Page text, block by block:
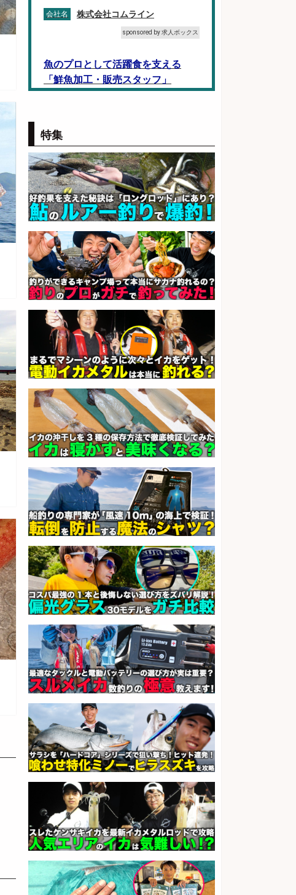
会社名 株式会社コムライン
sponsored by 求人ボックス
魚のプロとして活躍食を支える
「鮮魚加工・販売スタッフ」
レジカウンター/お釣りの計算不要
の簡単レジ 未経験も安心の研修あ
り1日2h
会社名 オーケー株式会社
sponsored by 求人ボックス
魚をさばける方必見「鮮魚部門ス
タッフ」/3つの働き方が選べる
会社名 株式会社旬
レジカウンター/お釣りの計算不要
の簡単レジ 未経験も安心の研修あ
り1日2h
会社名 オーケー株式会社
sponsored by 求人ボックス
製造「組立・加工」/釣り具部品の
製造企業にてNC旋盤加工機の操作
日勤寮完備
会社名 フジアルテ株式会社
sponsored by 求人ボックス
1600円 鮮魚コーナーでのお魚調理
西尾張部
会社名 マンパワーグループ株式会社
sponsored by 求人ボックス
さらに求人情報を見る
特集